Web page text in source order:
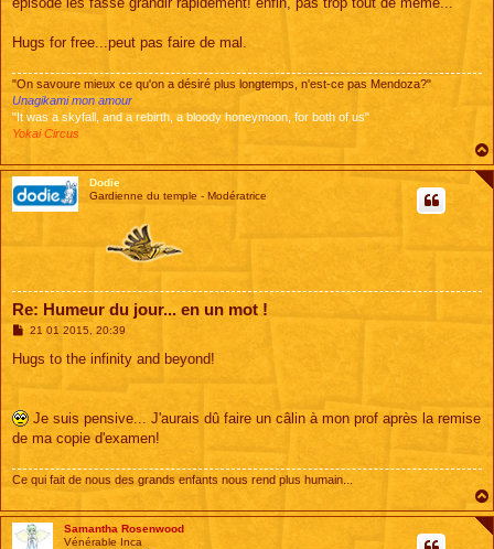
Hugs for free...peut pas faire de mal.
"On savoure mieux ce qu'on a désiré plus longtemps, n'est-ce pas Mendoza?"
Unagikami mon amour
"It was a skyfall, and a rebirth, a bloody honeymoon, for both of us"
Yokai Circus
Dodie
Gardienne du temple - Modératrice
Re: Humeur du jour... en un mot !
M
s
e
21 01 2015, 20:39
Hugs to the infinity and beyond!
Je suis pensive... J'aurais dû faire un câlin à mon prof après la remise
de ma copie d'examen!
Ce qui fait de nous des grands enfants nous rend plus humain...
Samantha Rosenwood
Vénérable Inca